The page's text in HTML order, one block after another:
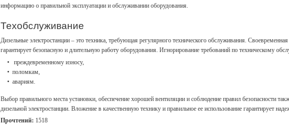
информацию о правильной эксплуатации и обслуживании оборудования.
Техобслуживание
Дизельные электростанции – это техника, требующая регулярного технического обслуживания.
гарантирует безопасную и длительную работу оборудования. Игнорирование требований по техническому
преждевременному износу,
поломкам,
авариям.
Выбор правильного места установки, обеспечение хорошей вентиляции и соблюдение правил безопасности
дизельной электростанции. Вложение в качественную технику и правильное ее использование гарантирует
Прочтений: 1518